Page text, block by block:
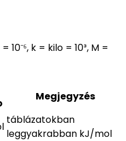
10⁻⁶, k = kilo = 10³, M =
Megjegyzés
táblázatokban
leggyakrabban kJ/mol